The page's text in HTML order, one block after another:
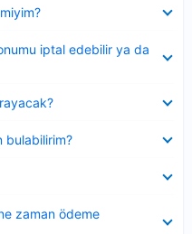
iptal edebilir ya da
bulabilirim?
zaman ödeme